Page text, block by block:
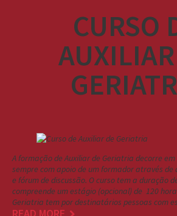
CURSO
A formação de Auxiliar de Geriatria decorre
sempre com apoio de um formador através de
e fórum de discussão. O curso tem a duração
compreende um estágio (opcional) de 120
Geriatria tem por destinatários pessoas com
READ MORE